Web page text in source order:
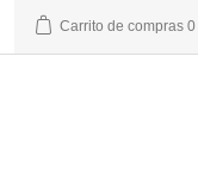
Carrito de compras 0